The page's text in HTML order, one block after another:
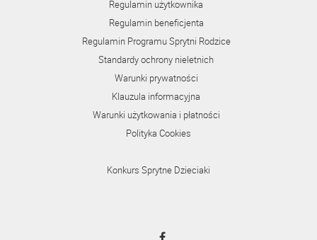
Regulamin użytkownika
Regulamin beneficjenta
Regulamin Programu Sprytni Rodzice
Standardy ochrony nieletnich
Warunki prywatności
Klauzula informacyjna
Warunki użytkowania i płatności
Polityka Cookies
Konkurs Sprytne Dzieciaki